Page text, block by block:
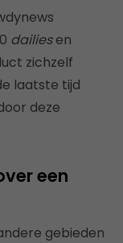
dailiesen
zichzelf
laatste tijd
deze
een
gebieden